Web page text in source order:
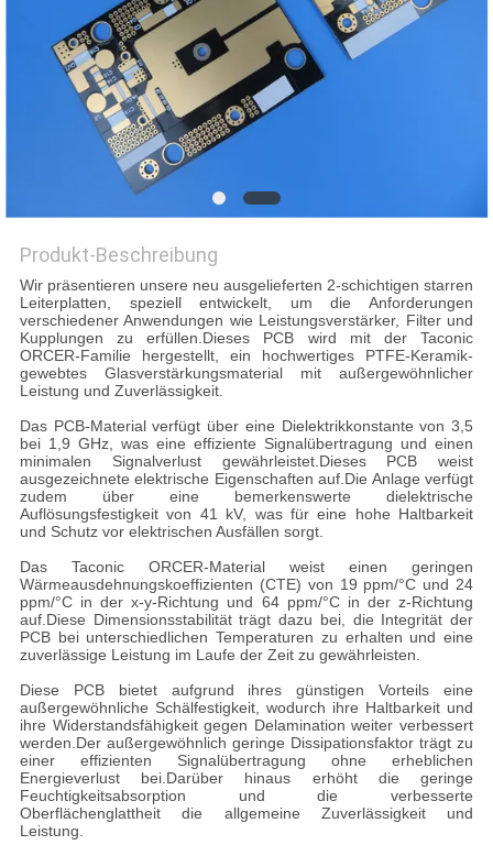
Produkt-Beschreibung
Wir präsentieren unsere neu ausgelieferten 2-schichtigen starren
Leiterplatten, speziell entwickelt, um die Anforderungen
verschiedener Anwendungen wie Leistungsverstärker, Filter und
Kupplungen zu erfüllen.Dieses PCB wird mit der Taconic
ORCER-Familie hergestellt, ein hochwertiges PTFE-Keramik-
gewebtes Glasverstärkungsmaterial mit außergewöhnlicher
Leistung und Zuverlässigkeit.
Das PCB-Material verfügt über eine Dielektrikkonstante von 3,5
bei 1,9 GHz, was eine effiziente Signalübertragung und einen
minimalen Signalverlust gewährleistet.Dieses PCB weist
ausgezeichnete elektrische Eigenschaften auf.Die Anlage verfügt
zudem über eine bemerkenswerte dielektrische
Auflösungsfestigkeit von 41 kV, was für eine hohe Haltbarkeit
und Schutz vor elektrischen Ausfällen sorgt.
Das Taconic ORCER-Material weist einen geringen
Wärmeausdehnungskoeffizienten (CTE) von 19 ppm/°C und 24
ppm/°C in der x-y-Richtung und 64 ppm/°C in der z-Richtung
auf.Diese Dimensionsstabilität trägt dazu bei, die Integrität der
PCB bei unterschiedlichen Temperaturen zu erhalten und eine
zuverlässige Leistung im Laufe der Zeit zu gewährleisten.
Diese PCB bietet aufgrund ihres günstigen Vorteils eine
außergewöhnliche Schälfestigkeit, wodurch ihre Haltbarkeit und
ihre Widerstandsfähigkeit gegen Delamination weiter verbessert
werden.Der außergewöhnlich geringe Dissipationsfaktor trägt zu
einer effizienten Signalübertragung ohne erheblichen
Energieverlust bei.Darüber hinaus erhöht die geringe
Feuchtigkeitsabsorption und die verbesserte
Oberflächenglattheit die allgemeine Zuverlässigkeit und
Leistung.